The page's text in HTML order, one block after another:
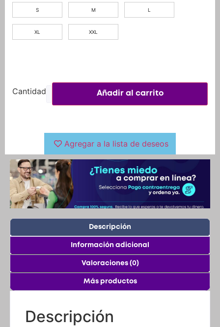
S M L
XL XXL
Añadir al carrito
Agregar a la lista de deseos
Descripción
Información adicional
Valoraciones (0)
Más productos
Descripción